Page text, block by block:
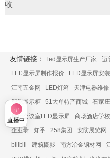
收
友情链接： led显示屏生产厂家 迈
LED显示屏制作报价 LED显示屏安
江南五金网 LED灯箱 天津电器维修
智能展示柜 51大单特产商城 石家
展厅会议室LED显示屏 商场酒店学
企业录 知乎 258集团 安防展览网
bilibili 建筑摄影 南方冶金钢材网
直播中